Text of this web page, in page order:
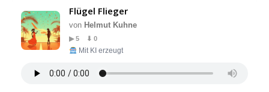
Flügel Flieger
von Helmut Kuhne
▶ 5 ⬇ 0
Mit KI erzeugt